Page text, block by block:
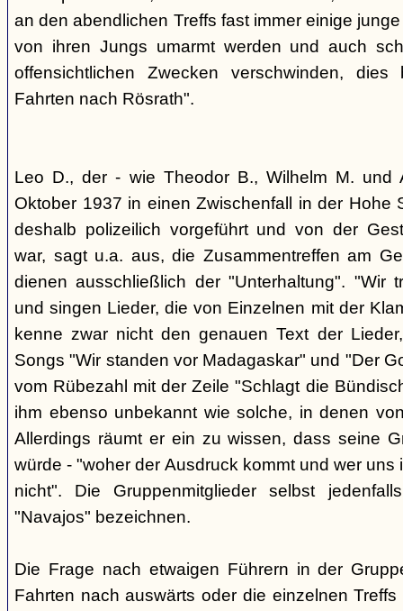
an den abendlichen Treffs fast immer einige
von ihren Jungs umarmt werden und auch
offensichtlichen Zwecken verschwinden,
Fahrten nach Rösrath".
Leo D., der - wie Theodor B., Wilhelm M. und
Oktober 1937 in einen Zwischenfall in der Hohe
deshalb polizeilich vorgeführt und von der
war, sagt u.a. aus, die Zusammentreffen am
dienen ausschließlich der "Unterhaltung". "Wir
und singen Lieder, die von Einzelnen mit der
kenne zwar nicht den genauen Text der
Songs "Wir standen vor Madagaskar" und "Der
vom Rübezahl mit der Zeile "Schlagt die
ihm ebenso unbekannt wie solche, in denen
Allerdings räumt er ein zu wissen, dass seine
würde - "woher der Ausdruck kommt und wer
nicht". Die Gruppenmitglieder selbst
"Navajos" bezeichnen.
Die Frage nach etwaigen Führern in der
Fahrten nach auswärts oder die einzelnen